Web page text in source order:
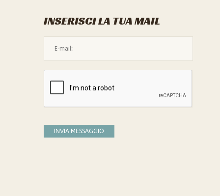
INSERISCI LA TUA MAIL
INVIA MESSAGGIO